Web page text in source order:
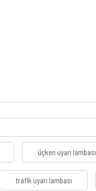
üçken uyarı lambası
trafik uyarı lambası